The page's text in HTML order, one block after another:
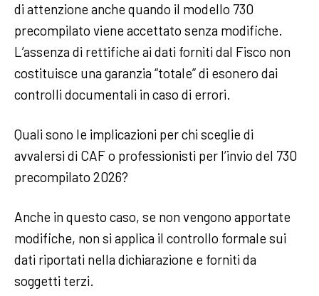
di attenzione anche quando il modello 730
precompilato viene accettato senza modifiche.
L’assenza di rettifiche ai dati forniti dal Fisco non
costituisce una garanzia “totale” di esonero dai
controlli documentali in caso di errori.
Quali sono le implicazioni per chi sceglie di
avvalersi di CAF o professionisti per l’invio del 730
precompilato 2026?
Anche in questo caso, se non vengono apportate
modifiche, non si applica il controllo formale sui
dati riportati nella dichiarazione e forniti da
soggetti terzi.